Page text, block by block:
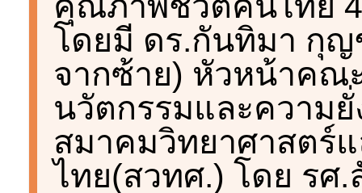
โดยมี ดร.กันทิมา กุ
จากซ้าย) หัวหน้าคณ
นวัตกรรมและความ
สมาคมวิทยาศาสตร์
ไทย(สวทศ.) โดย รศ